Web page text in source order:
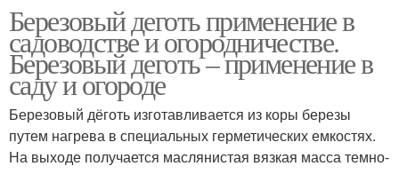
Березовый деготь применение в
садоводстве и огородничестве.
Березовый деготь – применение в
саду и огороде
Березовый дёготь изготавливается из коры березы
путем нагрева в специальных герметических емкостях.
На выходе получается маслянистая вязкая масса темно-